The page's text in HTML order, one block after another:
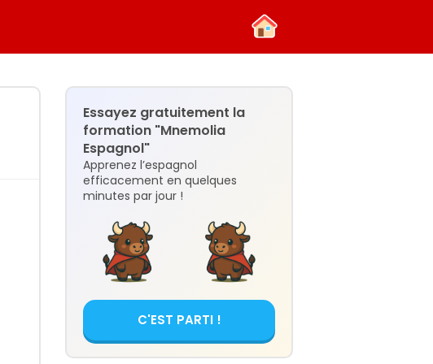
Essayez gratuitement la
formation "Mnemolia
Espagnol"
Apprenez l’espagnol
efficacement en quelques
minutes par jour !
C'EST PARTI !